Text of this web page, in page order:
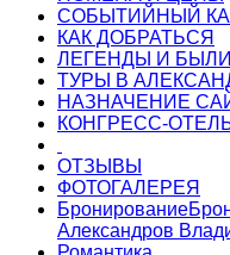
СОБЫТИЙНЫЙ
КАК ДОБРАТЬСЯ
ЛЕГЕНДЫ И БЫЛИ
ТУРЫ В
НАЗНАЧЕНИЕ
КОНГРЕСС-
ОТЗЫВЫ
ФОТОГАЛЕРЕЯ
Бронирование
Александров